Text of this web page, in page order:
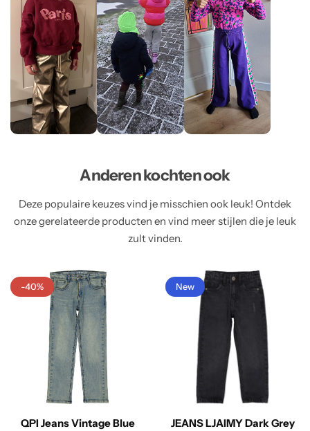
Anderen kochten ook
Deze populaire keuzes vind je misschien ook leuk! Ontdek
onze gerelateerde producten en vind meer stijlen die je leuk
zult vinden.
-40%
QPI Jeans Vintage Blue
New
JEANS LJAIMY Dark Grey